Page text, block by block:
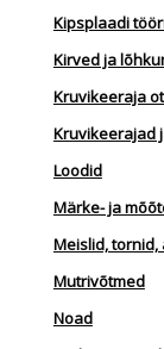
Kipsplaadi
Kirved ja
Kruvikeeraja
Kruvikeerajad
Loodid
Märke- ja
Meislid,
Mutrivõtmed
Noad